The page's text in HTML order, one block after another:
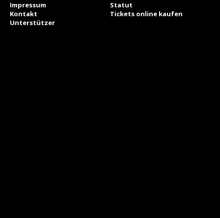
Impressum
Statut
Kontakt
Tickets online kaufen
Unterstützer